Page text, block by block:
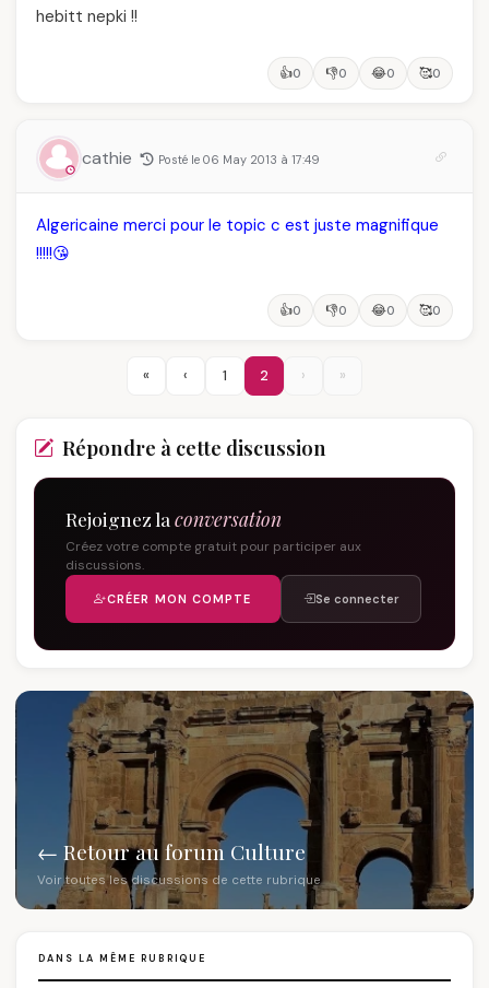
hebitt nepki !!
👍0 👎0 😂0 🥰0
cathie Posté le 06 May 2013 à 17:49
Algericaine merci pour le topic c est juste magnifique
!!!!!😘
👍0 👎0 😂0 🥰0
« ‹ 1 2 › »
Répondre à cette discussion
Rejoignez la conversation
Créez votre compte gratuit pour participer aux
discussions.
CRÉER MON COMPTE Se connecter
← Retour au forum Culture
Voir toutes les discussions de cette rubrique
DANS LA MÊME RUBRIQUE